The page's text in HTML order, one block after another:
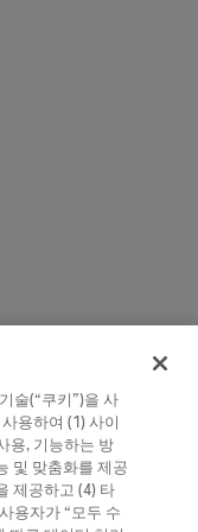
술(“쿠키”)을 사
용하여 (1) 사이
용, 기능하는 방
및 맞춤화를 제공
제공하고 (4) 타
용자가 “모두 수